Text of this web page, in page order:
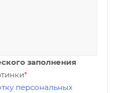
заполнения
*
персональных